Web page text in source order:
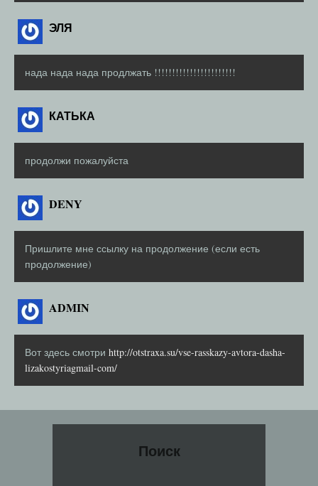
ЭЛЯ
нада нада нада продлжать !!!!!!!!!!!!!!!!!!!!!!!
КАТЬКА
продолжи пожалуйста
DENY
Пришлите мне ссылку на продолжение (если есть
продолжение)
ADMIN
Вот здесь смотри http://otstraxa.su/vse-rasskazy-avtora-dasha-
lizakostyriagmail-com/
Поиск